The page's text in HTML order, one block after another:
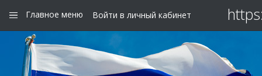
Главное меню Войти в личный кабинет